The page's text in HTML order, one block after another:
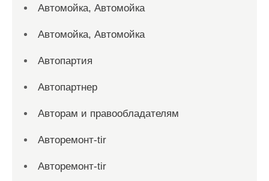
Автомойка, Автомойка
Автомойка, Автомойка
Автопартия
Автопартнер
Авторам и правообладателям
Авторемонт-tir
Авторемонт-tir